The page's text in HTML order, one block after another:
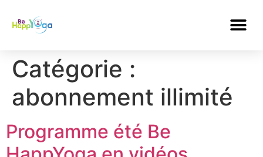
Catégorie :
abonnement illimité
Programme été Be